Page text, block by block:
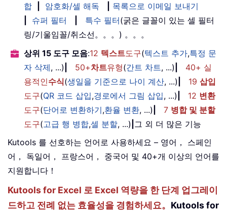
합
암호화/셀 해독
목록으로 이메일 보내기
슈퍼 필터 특수 필터(굵은 글꼴이 있는 셀 필터
링/기울임꼴/취소선。。。) 。。。
상위 15 도구 모음:12 텍스트도구(텍스트 추가,특정 문
자 삭제, ...) 50+차트유형(간트 차트, ...)
40+ 실
용적인수식(생일을 기준으로 나이 계산, ...) 19 삽입
도구(QR 코드 삽입,경로에서 그림 삽입, ...) 12 변환
도구(단어로 변환하기,환율 변환, ...) 7 병합 및 분할
도구(고급 행 병합,셀 분할, ...) 그 외 더 많은 기능
Kutools 를 선호하는 언어로 사용하세요 – 영어， 스페인
어， 독일어， 프랑스어， 중국어 및 40+개 이상의 언어를
지원합니다！
Kutools for Excel 로 Excel 역량을 한 단계 업그레이
드하고 전례 없는 효율성을 경험하세요。 Kutools for